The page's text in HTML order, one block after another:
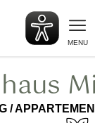
MENU
/